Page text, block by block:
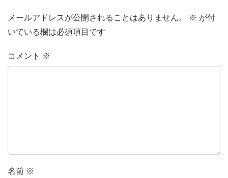
メールアドレスが公開されることはありません。 ※ が付
いている欄は必須項目です
コメント ※
名前 ※